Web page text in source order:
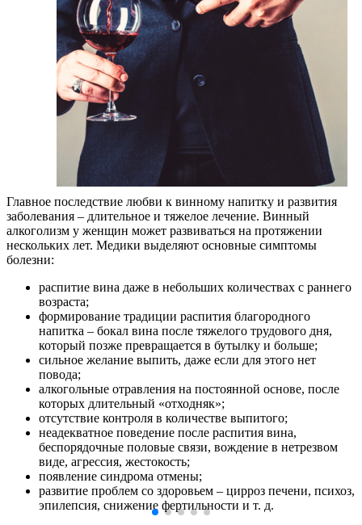
Главное последствие любви к винному напитку и развития
заболевания – длительное и тяжелое лечение. Винный
алкоголизм у женщин может развиваться на протяжении
нескольких лет. Медики выделяют основные симптомы
болезни:
распитие вина даже в небольших количествах с раннего
возраста;
формирование традиции распития благородного
напитка – бокал вина после тяжелого трудового дня,
который позже превращается в бутылку и больше;
сильное желание выпить, даже если для этого нет
повода;
алкогольные отравления на постоянной основе, после
которых длительный «отходняк»;
отсутствие контроля в количестве выпитого;
неадекватное поведение после распития вина,
беспорядочные половые связи, вождение в нетрезвом
виде, агрессия, жестокость;
появление синдрома отмены;
развитие проблем со здоровьем – цирроз печени, психоз,
эпилепсия, снижение фертильности и т. д.